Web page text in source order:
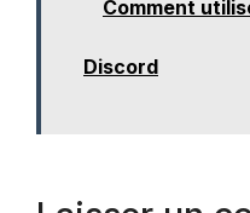
Comment
Discord